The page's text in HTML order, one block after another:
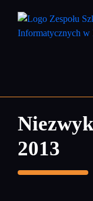
treści
2013